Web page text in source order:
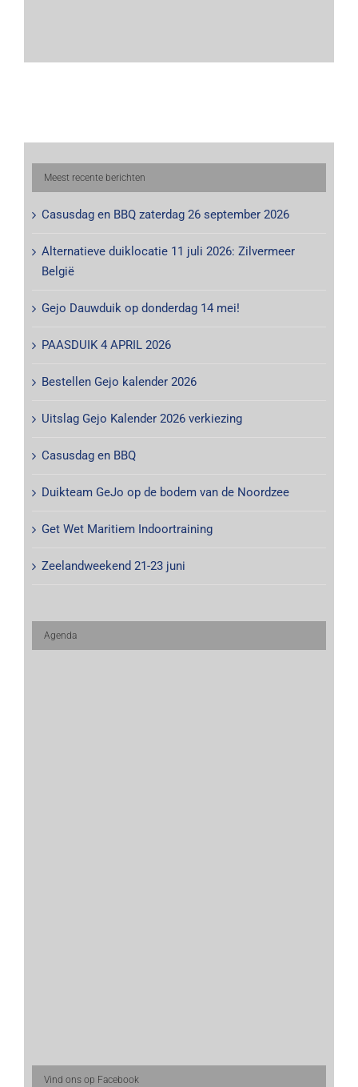
Meest recente berichten
Casusdag en BBQ zaterdag 26 september 2026
Alternatieve duiklocatie 11 juli 2026: Zilvermeer
België
Gejo Dauwduik op donderdag 14 mei!
PAASDUIK 4 APRIL 2026
Bestellen Gejo kalender 2026
Uitslag Gejo Kalender 2026 verkiezing
Casusdag en BBQ
Duikteam GeJo op de bodem van de Noordzee
Get Wet Maritiem Indoortraining
Zeelandweekend 21-23 juni
Agenda
Vind ons op Facebook